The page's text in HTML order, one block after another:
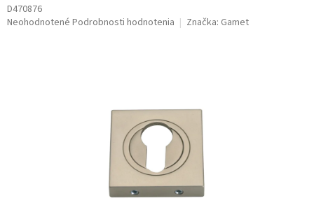
D470876
Priemerné
Neohodnotené Podrobnosti hodnotenia Značka: Gamet